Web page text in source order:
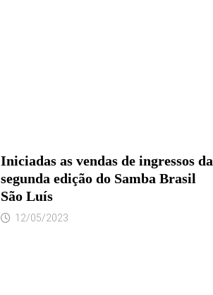
Iniciadas as vendas de ingressos da
segunda edição do Samba Brasil
São Luís
12/05/2023